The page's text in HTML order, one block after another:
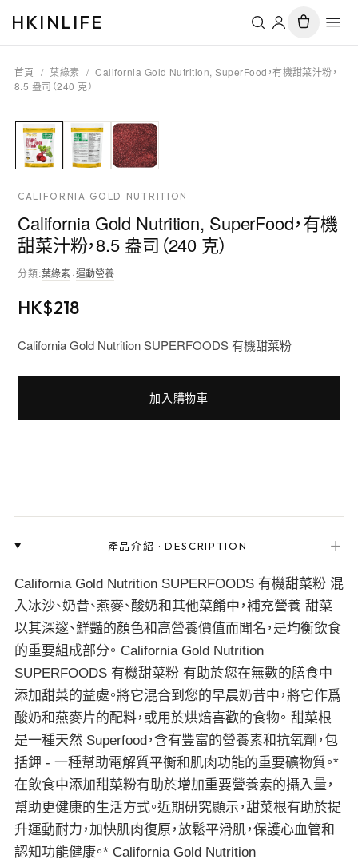
HKINLIFE
首頁 / 葉綠素 / California Gold Nutrition, SuperFood，有機甜菜汁粉，
8.5 盎司（240 克）
CALIFORNIA GOLD NUTRITION
California Gold Nutrition, SuperFood，有機
甜菜汁粉，8.5 盎司（240 克）
分類:葉綠素·運動營養
HK$218
California Gold Nutrition SUPERFOODS 有機甜菜粉
加入購物車
產品介紹 ·DESCRIPTION ＋
California Gold Nutrition SUPERFOODS 有機甜菜粉 混
入冰沙、奶昔、燕麥、酸奶和其他菜餚中，補充營養 甜菜
以其深邃、鮮豔的顏色和高營養價值而聞名，是均衡飲食
的重要組成部分。 California Gold Nutrition
SUPERFOODS 有機甜菜粉 有助於您在無數的膳食中
添加甜菜的益處。將它混合到您的早晨奶昔中，將它作爲
酸奶和燕麥片的配料，或用於烘焙喜歡的食物。 甜菜根
是一種天然 Superfood，含有豐富的營養素和抗氧劑，包
括鉀 - 一種幫助電解質平衡和肌肉功能的重要礦物質。*
在飲食中添加甜菜粉有助於增加重要營養素的攝入量，
幫助更健康的生活方式。近期研究顯示，甜菜根有助於提
升運動耐力，加快肌肉復原，放鬆平滑肌，保護心血管和
認知功能健康。* California Gold Nutrition